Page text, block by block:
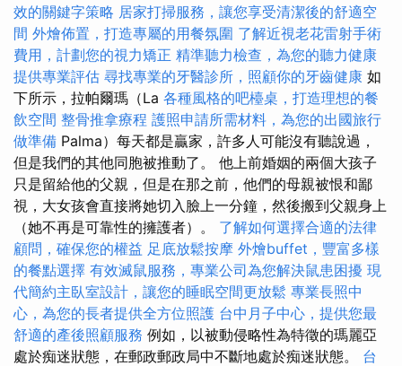
效的關鍵字策略 居家打掃服務，讓您享受清潔後的舒適空
間 外燴佈置，打造專屬的用餐氛圍 了解近視老花雷射手術
費用，計劃您的視力矯正 精準聽力檢查，為您的聽力健康
提供專業評估 尋找專業的牙醫診所，照顧你的牙齒健康 如
下所示，拉帕爾瑪（La 各種風格的吧檯桌，打造理想的餐
飲空間 整骨推拿療程 護照申請所需材料，為您的出國旅行
做準備 Palma）每天都是贏家，許多人可能沒有聽說過，
但是我們的其他同胞被推動了。 他上前婚姻的兩個大孩子
只是留給他的父親，但是在那之前，他們的母親被恨和鄙
視，大女孩會直接將她切入臉上一分鐘，然後搬到父親身上
（她不再是可靠性的擁護者）。 了解如何選擇合適的法律
顧問，確保您的權益 足底放鬆按摩 外燴buffet，豐富多樣
的餐點選擇 有效滅鼠服務，專業公司為您解決鼠患困擾 現
代簡約主臥室設計，讓您的睡眠空間更放鬆 專業長照中
心，為您的長者提供全方位照護 台中月子中心，提供您最
舒適的產後照顧服務 例如，以被動侵略性為特徵的瑪麗亞
處於痴迷狀態，在郵政郵政局中不斷地處於痴迷狀態。 台